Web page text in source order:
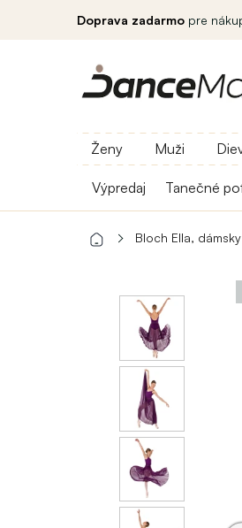
Doprava zadarmo pre
Ženy Muži
Výpredaj Tanečné
Bloch Ella,